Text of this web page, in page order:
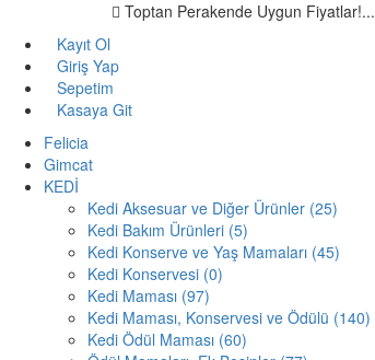
Toptan Perakende Uygun Fiyatlar!...
Kayıt Ol
Giriş Yap
Sepetim
Kasaya Git
Felicia
Gimcat
KEDİ
Kedi Aksesuar ve Diğer Ürünler (25)
Kedi Bakım Ürünleri (5)
Kedi Konserve ve Yaş Mamaları (45)
Kedi Konservesi (0)
Kedi Maması (97)
Kedi Maması, Konservesi ve Ödülü (140)
Kedi Ödül Maması (60)